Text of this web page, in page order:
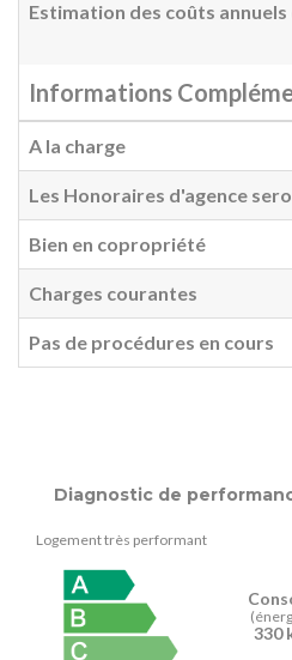
Estimation des coûts
Informations
A la charge
Les Honoraires d'agence
Bien en copropriété
Charges courantes
Pas de procédures en cours
Diagnostic de
Logement très performant
330